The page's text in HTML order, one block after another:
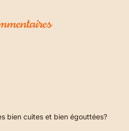
bien cuites et bien égouttées?